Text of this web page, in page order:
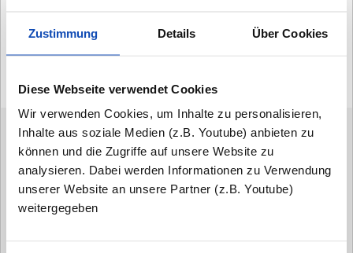
Zustimmung Details Über Cookies
Diese Webseite verwendet Cookies
Wir verwenden Cookies, um Inhalte zu personalisieren,
Inhalte aus soziale Medien (z.B. Youtube) anbieten zu
können und die Zugriffe auf unsere Website zu
analysieren. Dabei werden Informationen zu Verwendung
unserer Website an unsere Partner (z.B. Youtube)
weitergegeben
Qualität unserer Leistungen überzeugen.
Hausbau ist und bleibt Vertrauenssache!
JETZT KONTAKT
AUFNEHMEN